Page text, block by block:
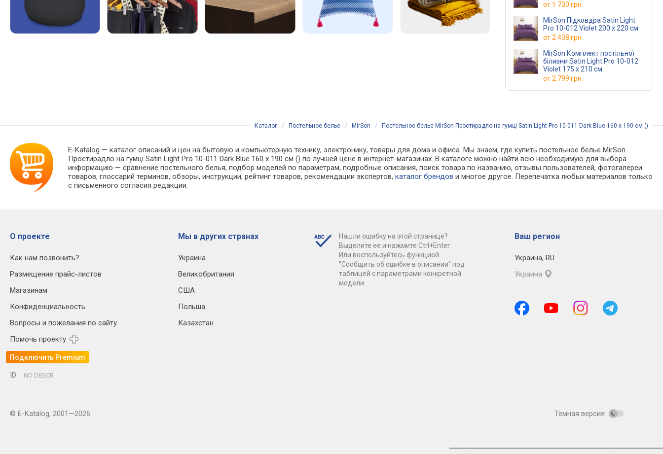
от 1 730 грн.
MirSon Підковдра Satin Light
Pro 10-012 Violet 200 x 220 см
от2 438 грн.
MirSon Комплект постільної
білизни Satin Light Pro 10-012
Violet 175 x 210 см
от2 799 грн.
Каталог / Постельное белье / MirSon / Постельное белье MirSon Простирадло на гумці Satin Light Pro 10-011 Dark Blue 160 х 190 см ()
E-Katalog — каталог описаний и цен на бытовую и компьютерную технику, электронику, товары для дома и офиса. Мы знаем, где купить постельное белье MirSon
Простирадло на гумці Satin Light Pro 10-011 Dark Blue 160 х 190 см () по лучшей цене в интернет-магазинах. В каталоге можно найти всю необходимую для выбора
информацию — сравнение постельного белья, подбор моделей по параметрам, подробные описания, поиск товара по названию, отзывы пользователей, фотогалереи
товаров, глоссарий терминов, обзоры, инструкции, рейтинг товаров, рекомендации экспертов,каталог брендов и многое другое. Перепечатка любых материалов только
с письменного согласия редакции.
О проекте
Как нам позвонить?
Размещение прайс-листов
Магазинам
Конфиденциальность
Вопросы и пожелания по сайту
Помочь проекту
Подключить Premium
Мы в других странах
Украина
Великобритания
США
Польша
Казахстан
Нашли ошибку на этой странице?
Выделите ее и нажмите Ctrl+Enter.
Или воспользуйтесь функцией
"Сообщить об ошибке в описании" под
таблицей с параметрами конкретной
модели.
Ваш регион
Украина, RU
Украина
ID NO DESCR
© E-Katalog, 2001—2026 Тёмная версия